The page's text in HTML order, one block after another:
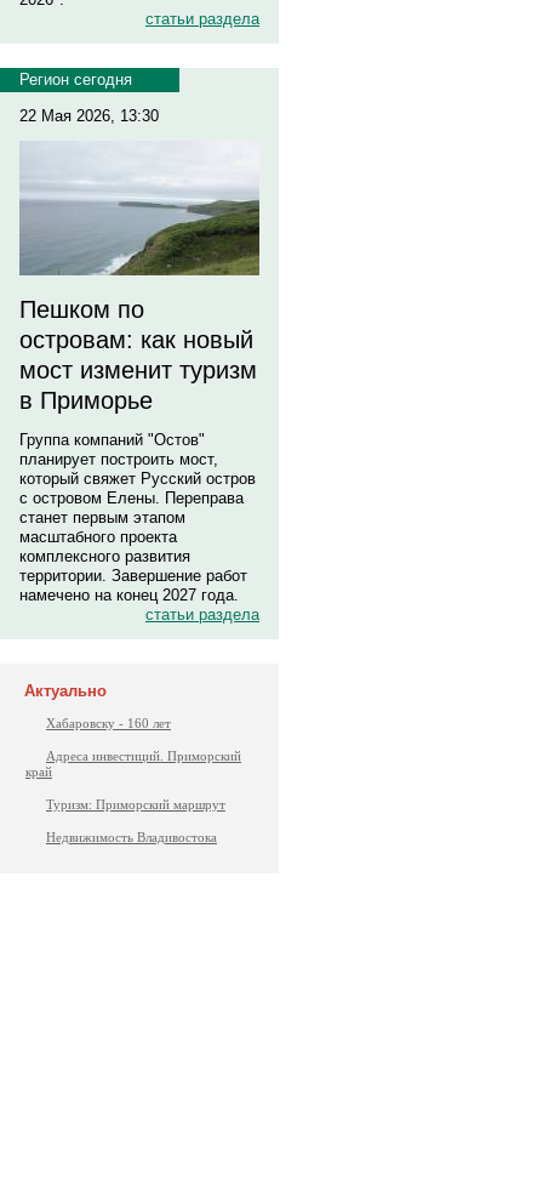
статьи раздела
Регион сегодня
22 Мая 2026, 13:30
Пешком по
островам: как новый
мост изменит туризм
в Приморье
Группа компаний "Остов"
планирует построить мост,
который свяжет Русский остров
с островом Елены. Переправа
станет первым этапом
масштабного проекта
комплексного развития
территории. Завершение работ
намечено на конец 2027 года.
статьи раздела
Актуально
Хабаровску - 160 лет
Адреса инвестиций. Приморский
край
Туризм: Приморский маршрут
Недвижимость Владивостока